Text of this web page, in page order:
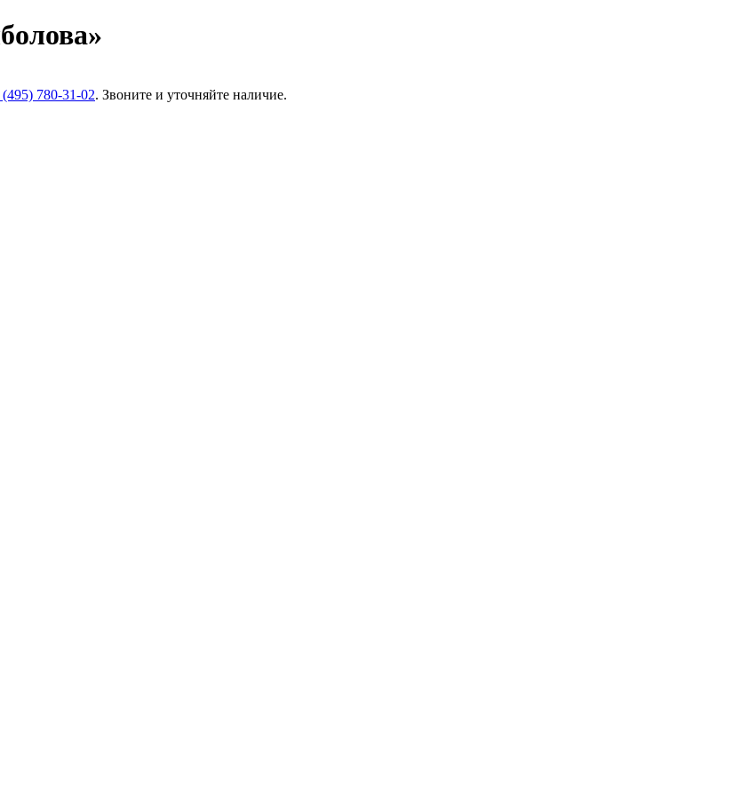
780-31-02. Звоните и уточняйте наличие.